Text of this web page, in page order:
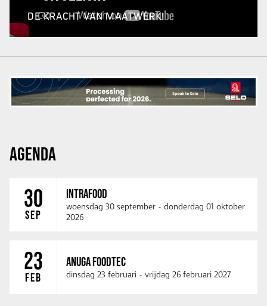
DE KRACHT VAN MAATWERK!
AGENDA
30
SEP
INTRAFOOD
woensdag 30 september - donderdag 01 oktober
2026
23
FEB
ANUGA FOODTEC
dinsdag 23 februari - vrijdag 26 februari 2027